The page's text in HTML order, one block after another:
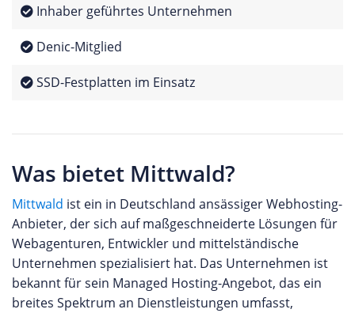
Inhaber geführtes Unternehmen
Denic-Mitglied
SSD-Festplatten im Einsatz
Was bietet Mittwald?
Mittwald ist ein in Deutschland ansässiger Webhosting-
Anbieter, der sich auf maßgeschneiderte Lösungen für
Webagenturen, Entwickler und mittelständische
Unternehmen spezialisiert hat. Das Unternehmen ist
bekannt für sein Managed Hosting-Angebot, das ein
breites Spektrum an Dienstleistungen umfasst,